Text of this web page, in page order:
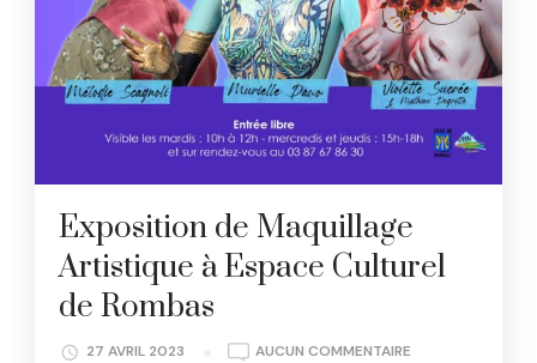
Exposition de Maquillage
Artistique à Espace Culturel
de Rombas
27 AVRIL 2023 AUCUN COMMENTAIRE